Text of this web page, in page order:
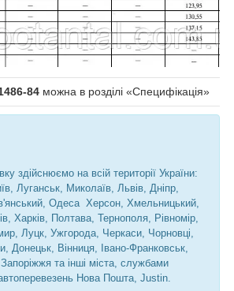
84 можна в розділі «Специфікація»
здійснюємо на всій території України:
Луганськ, Миколаїв, Львів, Дніпр,
Одеса Херсон, Хмельницький,
Харків, Полтава, Тернополя, Рівномір,
Луцк, Ужгорода, Черкаси, Чорновці,
Донецьк, Вінниця, Івано-Франковськ,
Запоріжжя та інші міста, службами
Нова Пошта, Justin.